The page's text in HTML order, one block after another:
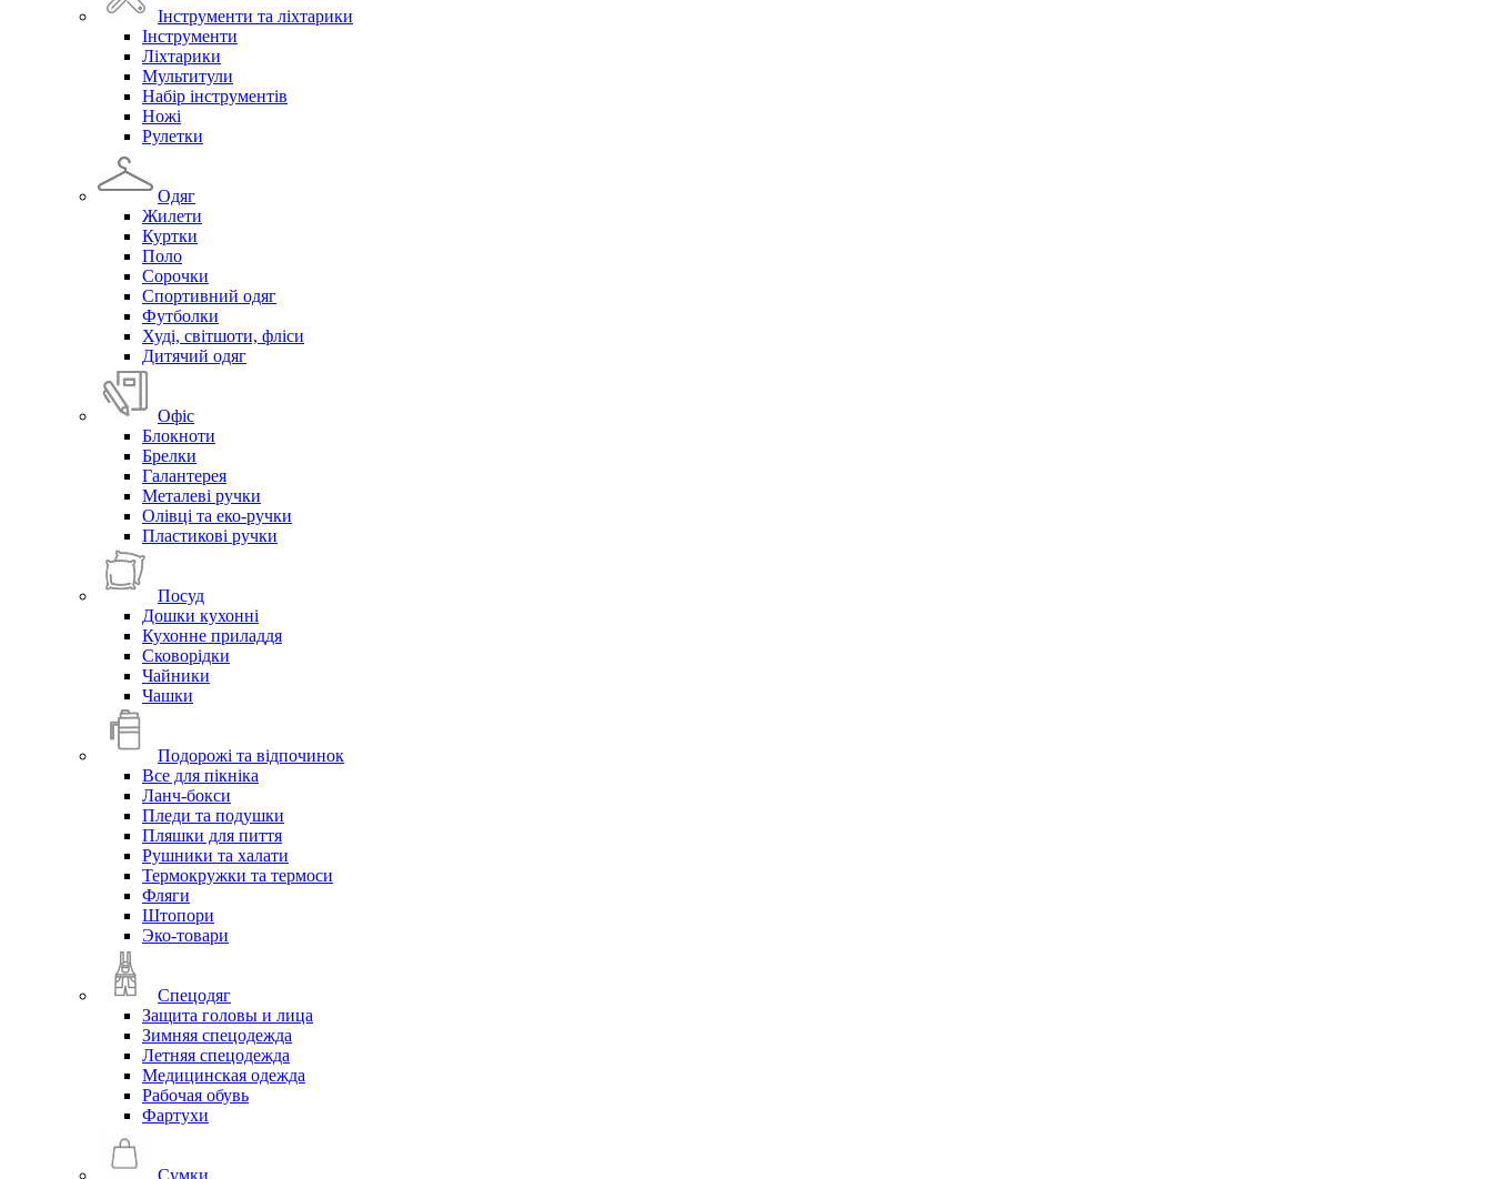
Інструменти та ліхтарики
Інструменти
Ліхтарики
Мультитули
Набір інструментів
Ножі
Рулетки
Одяг
Жилети
Куртки
Поло
Сорочки
Спортивний одяг
Футболки
Худі, світшоти, фліси
Дитячий одяг
Офіс
Блокноти
Брелки
Галантерея
Металеві ручки
Олівці та еко-ручки
Пластикові ручки
Посуд
Дошки кухонні
Кухонне приладдя
Сковорідки
Чайники
Чашки
Подорожі та відпочинок
Все для пікніка
Ланч-бокси
Пледи та подушки
Пляшки для пиття
Рушники та халати
Термокружки та термоси
Фляги
Штопори
Эко-товари
Спецодяг
Защита головы и лица
Зимняя спецодежда
Летняя спецодежда
Медицинская одежда
Рабочая обувь
Фартухи
Сумки